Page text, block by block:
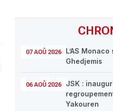
07 AOÛ 2026
L’AS
Ghedjemis
06 AOÛ 2026
JSK :
Yakouren